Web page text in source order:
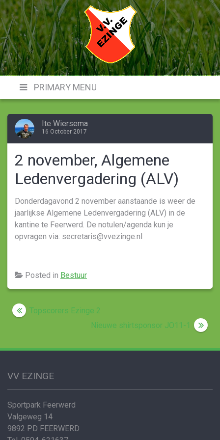
Skip
to
content
VVE
PRIMARY MENU
Ite Wiersema
16 October 2017
2 november, Algemene
Ledenvergadering (ALV)
Donderdagavond 2 november aanstaande is weer de
jaarlijkse Algemene Ledenvergadering (ALV) in de
kantine te Feerwerd. De notulen/agenda kun je
opvragen via: secretaris@vvezinge.nl
Posted in Bestuur
PostTopscorers Ezinge 2
Nieuwe shirtsponsor JO11-1
VV EZINGE
Sportpark Feerwerd
Valgeweg 14
9892 PD FEERWERD